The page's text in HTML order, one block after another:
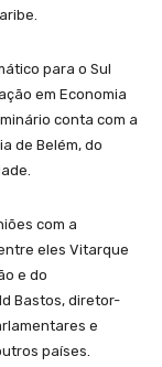
para o Sul
em Economia
conta com a
de Belém, do
com a
eles Vitarque
e do
Bastos, diretor-
e
países.